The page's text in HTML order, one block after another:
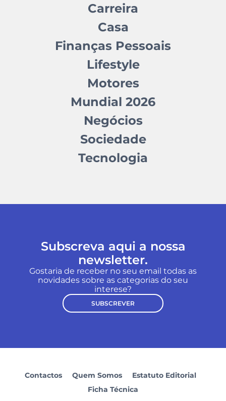
Carreira
Casa
Finanças Pessoais
Lifestyle
Motores
Mundial 2026
Negócios
Sociedade
Tecnologia
Subscreva aqui a nossa
newsletter.
Gostaria de receber no seu email todas as
novidades sobre as categorias do seu
interese?
SUBSCREVER
Contactos Quem Somos
Estatuto Editorial
Ficha Técnica